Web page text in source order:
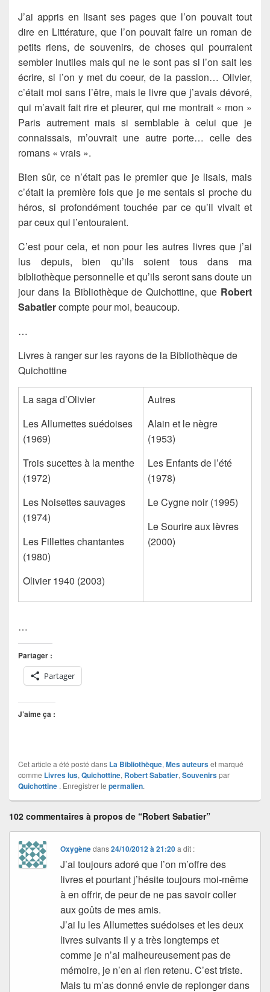
J’ai appris en lisant ses pages que l’on pouvait tout
dire en Littérature, que l’on pouvait faire un roman de
petits riens, de souvenirs, de choses qui pourraient
sembler inutiles mais qui ne le sont pas si l’on sait les
écrire, si l’on y met du coeur, de la passion… Olivier,
c’était moi sans l’être, mais le livre que j’avais dévoré,
qui m’avait fait rire et pleurer, qui me montrait « mon »
Paris autrement mais si semblable à celui que je
connaissais, m’ouvrait une autre porte… celle des
romans « vrais ».
Bien sûr, ce n’était pas le premier que je lisais, mais
c’était la première fois que je me sentais si proche du
héros, si profondément touchée par ce qu’il vivait et
par ceux qui l’entouraient.
C’est pour cela, et non pour les autres livres que j’ai
lus depuis, bien qu’ils soient tous dans ma
bibliothèque personnelle et qu’ils seront sans doute un
jour dans la Bibliothèque de Quichottine, que Robert
Sabatiercompte pour moi, beaucoup.
…
Livres à ranger sur les rayons de la Bibliothèque de
Quichottine
La saga d’Olivier
Les Allumettes suédoises
(1969)
Trois sucettes à la menthe
(1972)
Les Noisettes sauvages
(1974)
Les Fillettes chantantes
(1980)
Olivier 1940 (2003)
Autres
Alain et le nègre
(1953)
Les Enfants de l’été
(1978)
Le Cygne noir(1995)
Le Sourire aux lèvres
(2000)
…
Partager :
Partager
J’aime ça :
Cet article a été posté dans La Bibliothèque, Mes auteurset marqué
comme Livres lus, Quichottine, Robert Sabatier, Souvenirspar
Quichottine . Enregistrer le permalien.
102 commentaires à propos de “Robert Sabatier”
Oxygènedans24/10/2012 à 21:20 a dit :
J’ai toujours adoré que l’on m’offre des
livres et pourtant j’hésite toujours moi-même
à en offrir, de peur de ne pas savoir coller
aux goûts de mes amis.
J’ai lu les Allumettes suédoises et les deux
livres suivants il y a très longtemps et
comme je n’ai malheureusement pas de
mémoire, je n’en ai rien retenu. C’est triste.
Mais tu m’as donné envie de replonger dans